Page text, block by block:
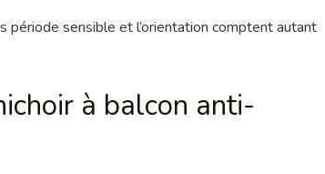
période sensible et l’orientation comptent autant
à balcon anti-